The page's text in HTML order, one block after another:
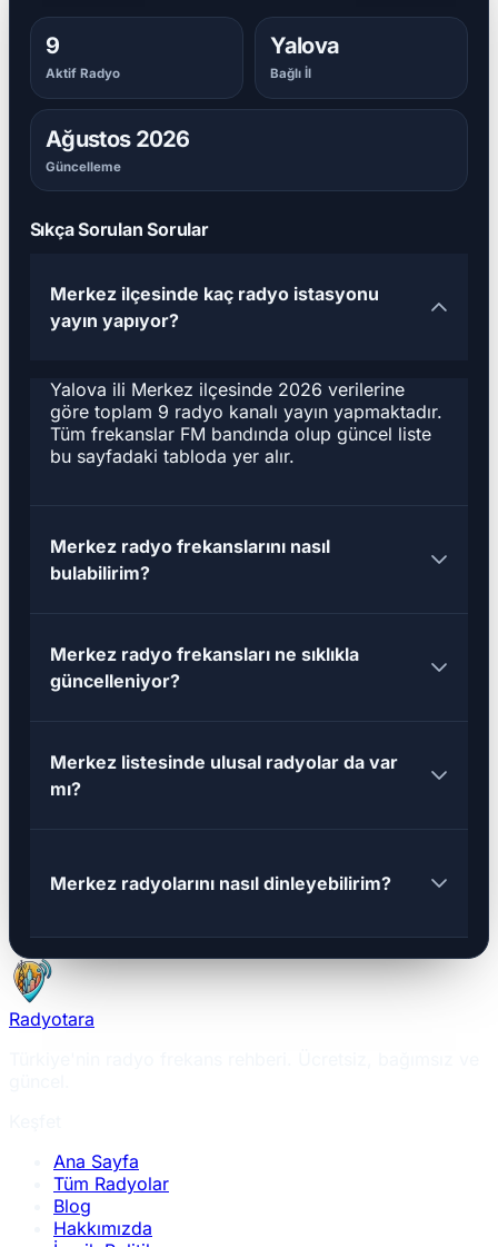
9
Aktif Radyo
Yalova
Bağlı İl
Ağustos 2026
Güncelleme
Sıkça Sorulan Sorular
Merkez ilçesinde kaç radyo istasyonu
yayın yapıyor?
Yalova ili Merkez ilçesinde 2026 verilerine
göre toplam 9 radyo kanalı yayın yapmaktadır.
Tüm frekanslar FM bandında olup güncel liste
bu sayfadaki tabloda yer alır.
Merkez radyo frekanslarını nasıl
bulabilirim?
Merkez radyo frekansları ne sıklıkla
güncelleniyor?
Merkez listesinde ulusal radyolar da var
mı?
Merkez radyolarını nasıl dinleyebilirim?
Radyotara
Ana Sayfa
Tüm Radyolar
Blog
Hakkımızda